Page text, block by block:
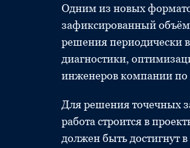
Одним из новых
зафиксированный объём
решения периодически
диагностики,
инженеров компании по
Для решения точечных
работа строится в
должен быть достигнут